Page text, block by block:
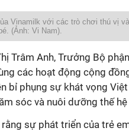
Vinamilk với các trò chơi thú vị
(Ảnh: Vi Nam).
Trâm Anh, Trưởng Bộ
các hoạt động cộng
bỉ phụng sự khát vọng
sóc và nuôi dưỡng thế
rằng sự phát triển của trẻ